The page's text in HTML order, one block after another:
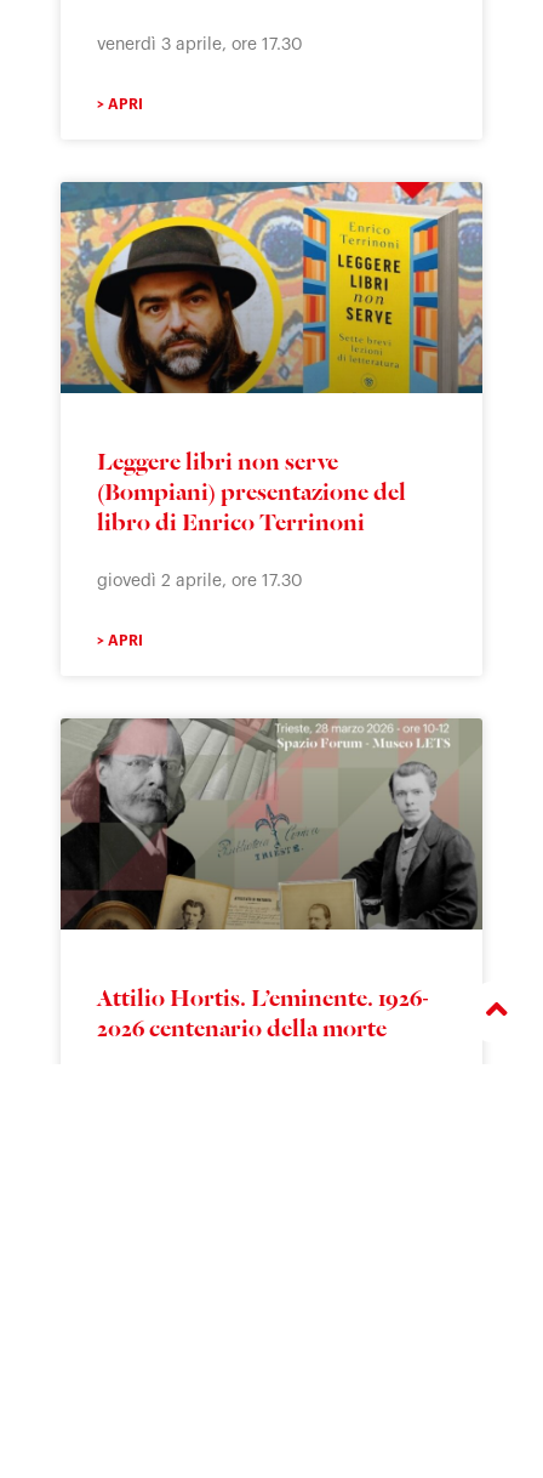
venerdì 3 aprile, ore 17.30
> APRI
Leggere libri non serve
(Bompiani) presentazione del
libro di Enrico Terrinoni
giovedì 2 aprile, ore 17.30
> APRI
Attilio Hortis. L’eminente. 1926-
2026 centenario della morte